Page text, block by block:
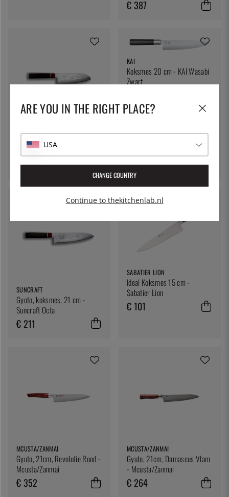
€ 387
Santoku, 16,5 cm - Suncraft
Octa
€ 193
KAI
Koksmes 20 cm - KAI Wasabi
Zwart
SUNCRAFT
Gyoto, koksmes, 21 cm -
Suncraft Octa
€ 211
SABATIER LION
Ideal Koksmes 15 cm -
Sabatier Lion
€ 101
MCUSTA/ZANMAI
Gyuto, 21cm, Revolutie Rood -
Mcusta/Zanmai
€ 352
MCUSTA/ZANMAI
Gyuto, 21cm, Damascus Vlam
- Mcusta/Zanmai
€ 264
ARE YOU IN THE RIGHT PLACE?
USA
CHANGE COUNTRY
Continue to thekitchenlab.nl